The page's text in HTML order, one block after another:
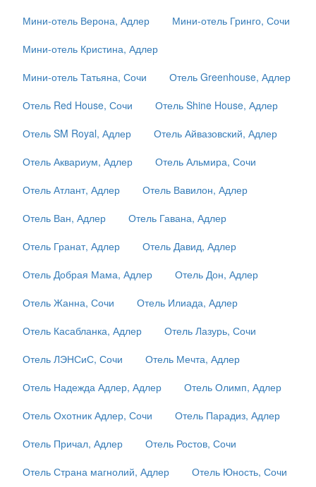
Мини-отель Верона, Адлер
Мини-отель Гринго, Сочи
Мини-отель Кристина, Адлер
Мини-отель Татьяна, Сочи
Отель Greenhouse, Адлер
Отель Red House, Сочи
Отель Shine House, Адлер
Отель SM Royal, Адлер
Отель Айвазовский, Адлер
Отель Аквариум, Адлер
Отель Альмира, Сочи
Отель Атлант, Адлер
Отель Вавилон, Адлер
Отель Ван, Адлер
Отель Гавана, Адлер
Отель Гранат, Адлер
Отель Давид, Адлер
Отель Добрая Мама, Адлер
Отель Дон, Адлер
Отель Жанна, Сочи
Отель Илиада, Адлер
Отель Касабланка, Адлер
Отель Лазурь, Сочи
Отель ЛЭНСиС, Сочи
Отель Мечта, Адлер
Отель Надежда Адлер, Адлер
Отель Олимп, Адлер
Отель Охотник Адлер, Сочи
Отель Парадиз, Адлер
Отель Причал, Адлер
Отель Ростов, Сочи
Отель Страна магнолий, Адлер
Отель Юность, Сочи